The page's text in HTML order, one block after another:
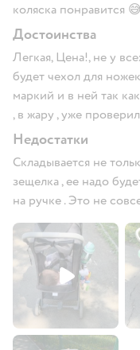
коляска понравится 😅
Достоинства
Легкая, Цена!, не у
будет чехол для
маркий и в ней так
, в жару , уже
Недостатки
Складывается не
зещелка , ее надо
на ручке . Это не